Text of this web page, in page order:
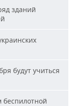
зданий
будут учиться